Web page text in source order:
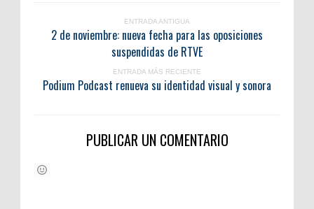
ENTRADA ANTIGUA
2 de noviembre: nueva fecha para las oposiciones
suspendidas de RTVE
ENTRADA MÁS RECIENTE
Podium Podcast renueva su identidad visual y sonora
PUBLICAR UN COMENTARIO